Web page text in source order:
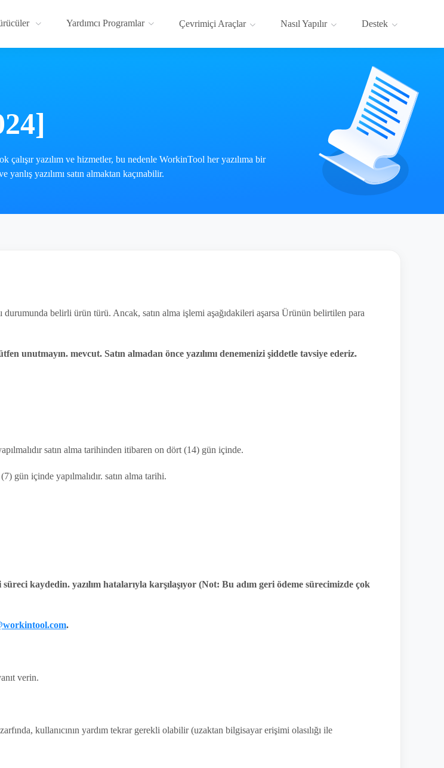
Yardımcı Programlar Çevrimiçi Araçlar Nasıl Yapılır Destek
yazılım ve hizmetler, bu nedenle WorkinTool her yazılıma bir
yazılımı satın almaktan kaçınabilir.
belirli ürün türü. Ancak, satın alma işlemi aşağıdakileri aşarsa Ürünün belirtilen para
unutmayın. mevcut. Satın almadan önce yazılımı denemenizi şiddetle tavsiye ederiz.
satın alma tarihinden itibaren on dört (14) gün içinde.
gün içinde yapılmalıdır. satın alma tarihi.
kaydedin. yazılım hatalarıyla karşılaşıyor (Not: Bu adım geri ödeme sürecimizde çok
.
verin.
kullanıcının yardım tekrar gerekli olabilir (uzaktan bilgisayar erişimi olasılığı ile